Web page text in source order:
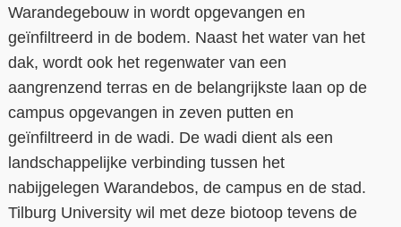
Warandegebouw in wordt opgevangen en
geïnfiltreerd in de bodem. Naast het water van het
dak, wordt ook het regenwater van een
aangrenzend terras en de belangrijkste laan op de
campus opgevangen in zeven putten en
geïnfiltreerd in de wadi. De wadi dient als een
landschappelijke verbinding tussen het
nabijgelegen Warandebos, de campus en de stad.
Tilburg University wil met deze biotoop tevens de